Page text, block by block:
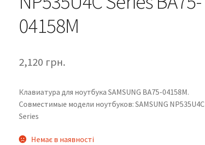
04158M
2,120 грн.
Клавиатура для ноутбука SAMSUNG BA75-04158M.
Совместимые модели ноутбуков: SAMSUNG NP535U4C
Series
Немає в наявності